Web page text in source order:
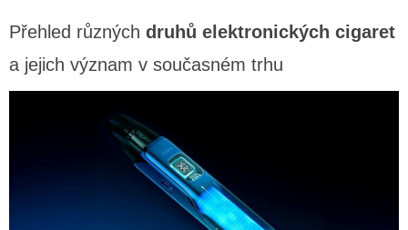
Přehled různých druhů elektronických cigaret
a jejich význam v současném trhu